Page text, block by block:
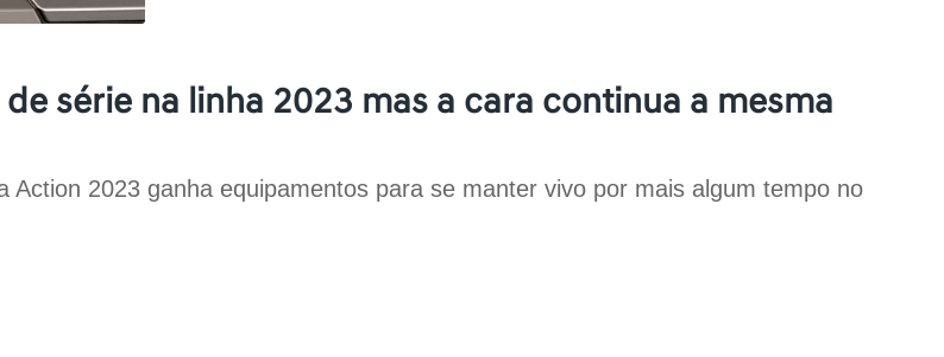
série na linha 2023 mas a cara continua a mesma
2023 ganha equipamentos para se manter vivo por mais algum tempo no